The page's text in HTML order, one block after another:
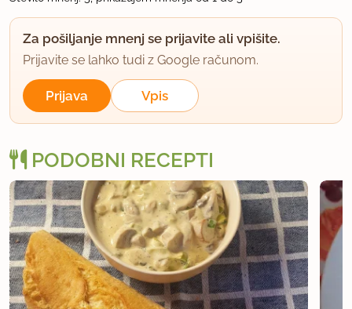
24.2.2007 ob 17:51
Petkica ,lahko malo bolj razložiš kaj ni bilo
dobro,ker sem mislila recept spravit v beležko
,moj sin namreč obožuje hrenovke
lp goga
uporabno
petkica
član od 2006 744 sporočil
24.2.2007 ob 18:19
Za pošiljanje mnenj se prijavite ali vpišite.
Prijavite se lahko tudi z Google računom.
Prijava Vpis
PODOBNI RECEPTI